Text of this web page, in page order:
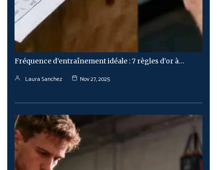
Fréquence d’entraînement idéale : 7 règles d’or à…
Laura Sanchez Nov 27, 2025